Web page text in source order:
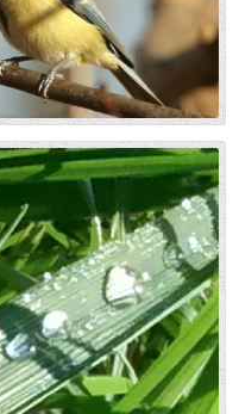
Bonne lecture pour aller de
découvertes en découvertes.
« Autobiographie de la sœur
et novice de la Petite
Thérèse. Histoire d’un tison
arraché du feu. » Edition du
Carmel. 386 pages. 20 Euros